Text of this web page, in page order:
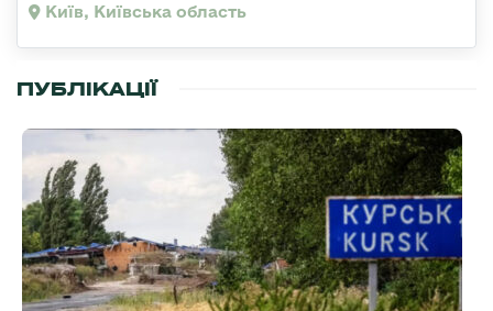
Київ, Київська область
ПУБЛІКАЦІЇ